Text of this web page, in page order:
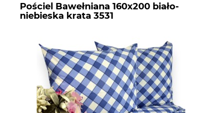
Pościel Bawełniana 160x200 biało-
niebieska krata 3531